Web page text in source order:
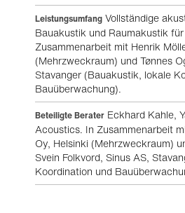
Leistungsumfang Vollständige
Bauakustik und Raumakustik
Zusammenarbeit mit Henrik
(Mehrzweckraum) und Tønnes
Stavanger (Bauakustik, lokale
Bauüberwachung).
Beteiligte Berater Eckhard Kahle,
Acoustics. In Zusammenarbeit
Oy, Helsinki (Mehrzweckraum)
Svein Folkvord, Sinus AS,
Koordination und